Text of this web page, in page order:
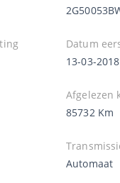
Datum
13-03-2018
Afgelezen
85732 Km
Automaat